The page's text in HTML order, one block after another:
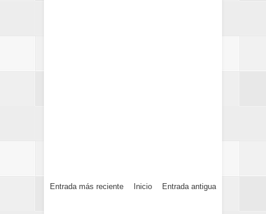
Entrada más reciente Entrada antigua
Inicio